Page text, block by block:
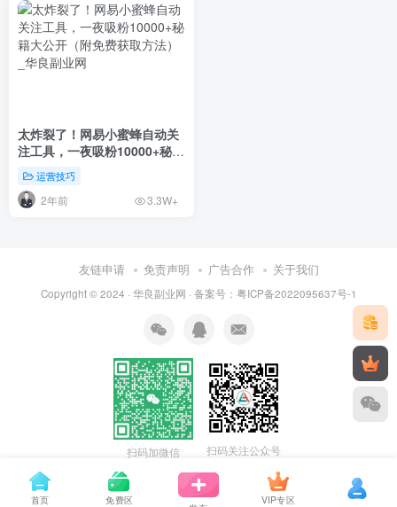
太炸裂了！网易小蜜蜂自动关
注工具，一夜吸粉10000+秘籍
大公开（附免费获取方法）
运营技巧
2年前 3.3W+
友链申请 免责声明 广告合作 关于我们
Copyright © 2024 · 华良副业网 · 备案号： 粤ICP备2022095637号-1
扫码加微信 扫码关注公众号
首页 免费区 VIP专区